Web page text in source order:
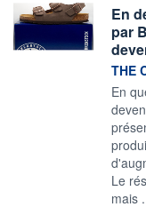
En
par
THE
En
Le
mais